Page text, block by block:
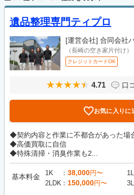
遺品整理専門ティプロ
[運営会社] 合同会社
（長崎の空き家片付け）
クレジットカードOK
4.71 口
お気に入りに
◆契約内容と作業に不都合があった場
◆高価買取に自信
◆特殊清掃・消臭作業も2...
基本料金 1K 38,000円〜
2LDK
150,000円〜